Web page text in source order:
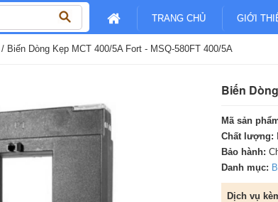
TRANG CHỦ GIỚI
/ Biến Dòng Kẹp MCT 400/5A Fort - MSQ-580FT 400/5A
Biến
Mã sản
Chất lượng:
Bảo hành:
Danh mục:
Dịch vụ